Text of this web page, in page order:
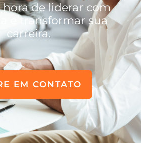
hora de liderar com
e transformar sua
carreira.
EM CONTATO